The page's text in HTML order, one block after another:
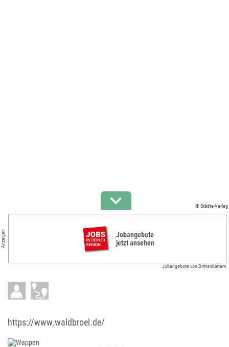
© Städte-Verlag
Anzeigen
Jobangebote
jetzt ansehen
Jobangebote von Drittanbietern
https://www.waldbroel.de/